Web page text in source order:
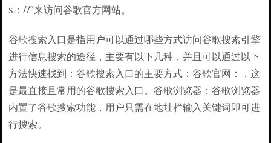
s：//”来访问谷歌官方网站。
谷歌搜索入口是指用户可以通过哪些方式访问谷歌搜索引擎
进行信息搜索的途径，主要有以下几种，并且可以通过以下
方法快速找到：谷歌搜索入口的主要方式：谷歌官网：，这
是最直接且常用的谷歌搜索入口。谷歌浏览器：谷歌浏览器
内置了谷歌搜索功能，用户只需在地址栏输入关键词即可进
行搜索。